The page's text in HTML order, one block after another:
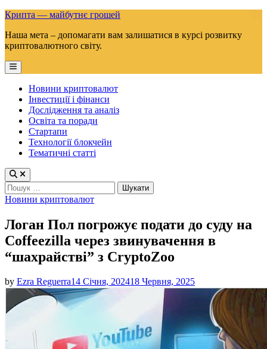
Skip
content
Крипта — майбутнє грошей
Наша мета – допомагати вам залишатися в курсі розвитку
криптовалютного світу.
Main
Menu
Новини криптовалют
Інвестиції і фінанси
Дослідження та аналіз
Освіта та поради
Стартапи
Технології блокчейн
Тематичні статті
Пошук:
Posted
Новини криптовалют
Логан Пол погрожує подати до суду на
Coffeezilla через звинувачення в
“шахрайстві” з CryptoZoo
by Ezra Reguerra14 Січня, 202418 Червня, 2025